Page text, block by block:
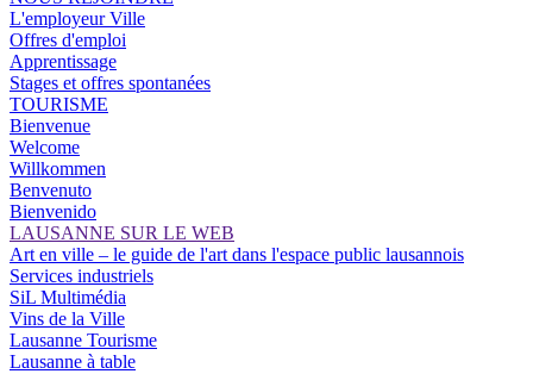
L'employeur Ville
Offres d'emploi
Apprentissage
Stages et offres spontanées
TOURISME
Bienvenue
Welcome
Willkommen
Benvenuto
Bienvenido
LAUSANNE SUR LE WEB
Art en ville – le guide de l'art dans l'espace public lausannois
Services industriels
SiL Multimédia
Vins de la Ville
Lausanne Tourisme
Lausanne à table